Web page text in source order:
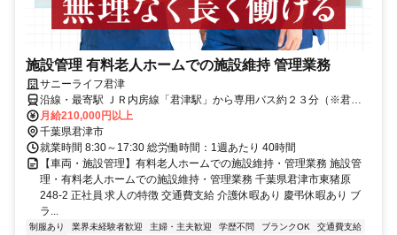
施設管理 有料老人ホームでの施設維持 管理業務
サニーライフ君津
沿線・最寄駅 ＪＲ内房線「君津駅」から専用バス約２３分（※君津
駅より送迎有）マイカー・バイク通勤可（無料駐車場有）
月給210,000円以上
千葉県君津市
就業時間 8:30～17:30 総労働時間：1週あたり 40時間
【車両・施設管理】有料老人ホームでの施設維持・管理業務 施設管
理・有料老人ホームでの施設維持・管理業務 千葉県君津市東猪原
248-2 正社員 求人の特徴 交通費支給 介護休暇あり 慶弔休暇あり ブ
ラ...
制服あり 業界未経験者歓迎 主婦・主夫歓迎 学歴不問 ブランクOK
交通費支給